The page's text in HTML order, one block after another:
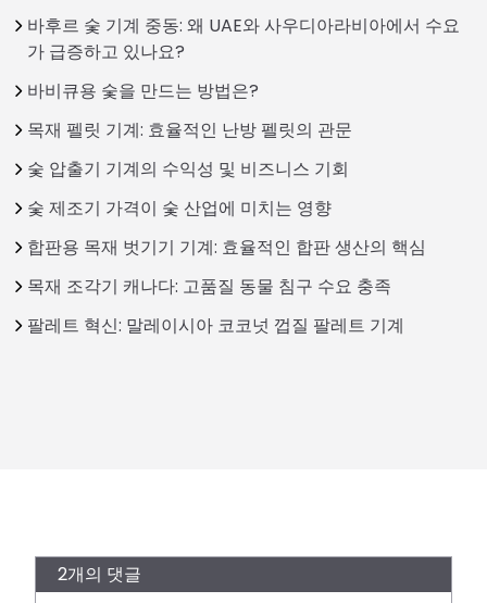
바후르 숯 기계 중동: 왜 UAE와 사우디아라비아에서 수요
가 급증하고 있나요?
바비큐용 숯을 만드는 방법은?
목재 펠릿 기계: 효율적인 난방 펠릿의 관문
숯 압출기 기계의 수익성 및 비즈니스 기회
숯 제조기 가격이 숯 산업에 미치는 영향
합판용 목재 벗기기 기계: 효율적인 합판 생산의 핵심
목재 조각기 캐나다: 고품질 동물 침구 수요 충족
팔레트 혁신: 말레이시아 코코넛 껍질 팔레트 기계
2개의 댓글